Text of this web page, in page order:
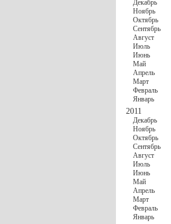
Декабрь
Ноябрь
Октябрь
Сентябрь
Август
Июль
Июнь
Май
Апрель
Март
Февраль
Январь
2011
Декабрь
Ноябрь
Октябрь
Сентябрь
Август
Июль
Июнь
Май
Апрель
Март
Февраль
Январь